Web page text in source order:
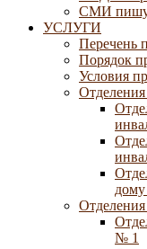
СМИ
УСЛУГИ
Перечень
Порядок
Условия
№ 1